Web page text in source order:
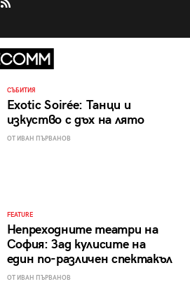
СЪБИТИЯ
Exotic Soirée: Танци и
изкуство с дъх на лято
ОТ ИВАН ПЪРВАНОВ
FEATURE
Непреходните театри на
София: Зад кулисите на
един по-различен спектакъл
ОТ ИВАН ПЪРВАНОВ